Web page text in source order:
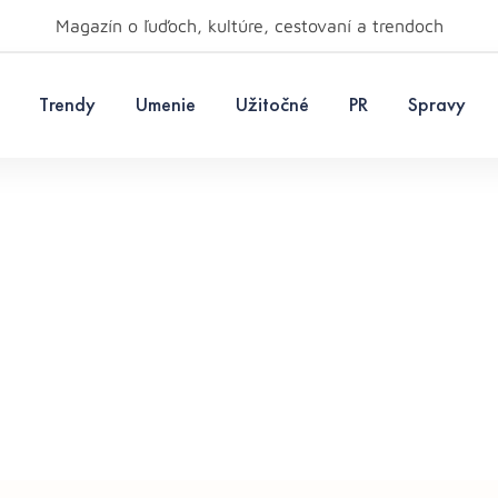
Magazín o ľuďoch, kultúre, cestovaní a trendoch
Trendy Umenie Užitočné PR Spravy